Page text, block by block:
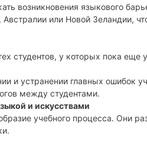
возникновения языкового
или Новой Зеландии,
студентов, у которых пока
и устранении главных ошибок
между студентами.
и искусствами
учебного процесса. Они